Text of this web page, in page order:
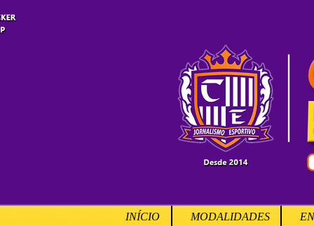
INÍCIO MODALIDADES